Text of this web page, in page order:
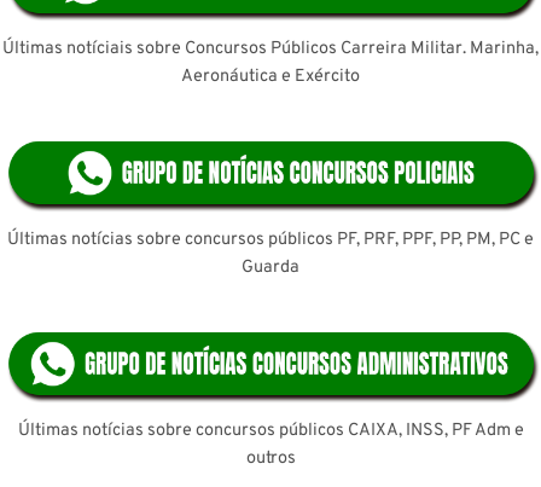
Últimas notíciais sobre Concursos Públicos Carreira Militar. Marinha,
Aeronáutica e Exército
Últimas notícias sobre concursos públicos PF, PRF, PPF, PP, PM, PC e
Guarda
Últimas notícias sobre concursos públicos CAIXA, INSS, PF Adm e
outros